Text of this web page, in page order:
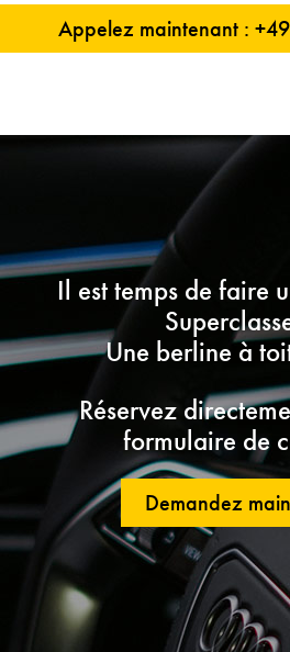
Appelez maintenant :
Il est temps de faire
Une berline à
Réservez
formulaire de
Demandez